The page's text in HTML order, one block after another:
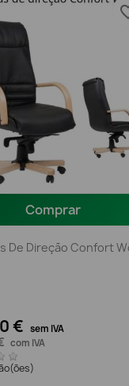
Comprar
De Direção Confort
€ sem IVA
com IVA